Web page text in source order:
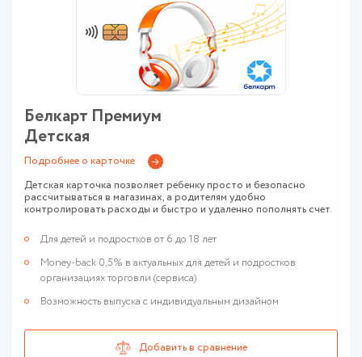
Сбросить
Белкарт Премиум
Детская
Подробнее о карточке
Детская карточка позволяет ребенку просто и безопасно
рассчитываться в магазинах, а родителям удобно
контролировать расходы и быстро и удаленно пополнять счет.
Для детей и подростков от 6 до 18 лет
Money-back 0,5% в актуальных для детей и подростков
организациях торговли (сервиса)
Возможность выпуска с индивидуальным дизайном